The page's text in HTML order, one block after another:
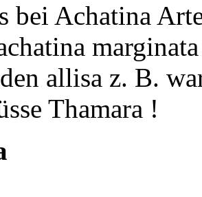
bei Achatina
allisa z. B.
Thamara !